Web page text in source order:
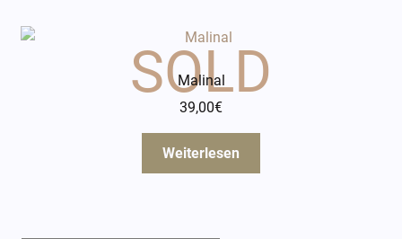
Malinal
39,00€
Weiterlesen